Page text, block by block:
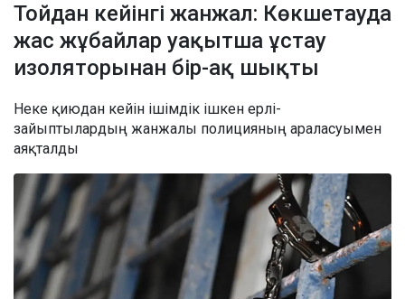
Тойдан кейінгі жанжал: Көкшетауда
жас жұбайлар уақытша ұстау
изоляторынан бір-ақ шықты
Неке қиюдан кейін ішімдік ішкен ерлі-
зайыптылардың жанжалы полицияның араласуымен
аяқталды